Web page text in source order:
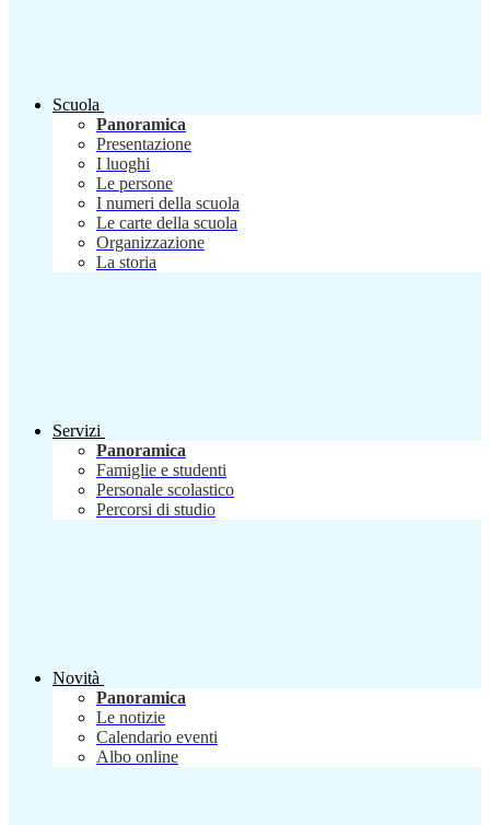
Scuola
Panoramica
Presentazione
I luoghi
Le persone
I numeri della scuola
Le carte della scuola
Organizzazione
La storia
Servizi
Panoramica
Famiglie e studenti
Personale scolastico
Percorsi di studio
Novità
Panoramica
Le notizie
Calendario eventi
Albo online